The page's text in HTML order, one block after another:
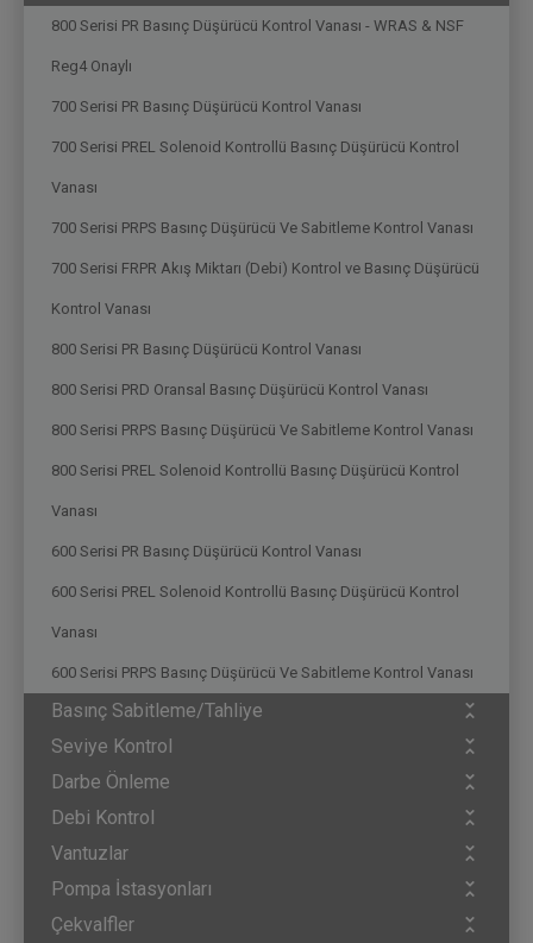
800 Serisi PR Basınç Düşürücü Kontrol Vanası - WRAS & NSF
Reg4 Onaylı
700 Serisi PR Basınç Düşürücü Kontrol Vanası
700 Serisi PREL Solenoid Kontrollü Basınç Düşürücü Kontrol
Vanası
700 Serisi PRPS Basınç Düşürücü Ve Sabitleme Kontrol Vanası
700 Serisi FRPR Akış Miktarı (Debi) Kontrol ve Basınç Düşürücü
Kontrol Vanası
800 Serisi PR Basınç Düşürücü Kontrol Vanası
800 Serisi PRD Oransal Basınç Düşürücü Kontrol Vanası
800 Serisi PRPS Basınç Düşürücü Ve Sabitleme Kontrol Vanası
800 Serisi PREL Solenoid Kontrollü Basınç Düşürücü Kontrol
Vanası
600 Serisi PR Basınç Düşürücü Kontrol Vanası
600 Serisi PREL Solenoid Kontrollü Basınç Düşürücü Kontrol
Vanası
600 Serisi PRPS Basınç Düşürücü Ve Sabitleme Kontrol Vanası
Basınç Sabitleme/Tahliye
Seviye Kontrol
Darbe Önleme
Debi Kontrol
Vantuzlar
Pompa İstasyonları
Çekvalfler